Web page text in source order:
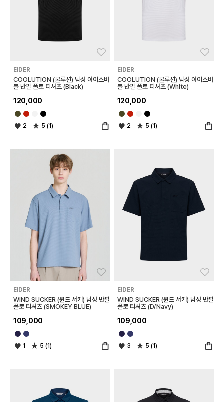
EIDER
COOLUTION (쿨루션) 남성 아이스버
블 반팔 폴로 티셔츠 (Black)
120,000
2 5 (1)
EIDER
COOLUTION (쿨루션) 남성 아이스버
블 반팔 폴로 티셔츠 (White)
120,000
2 5 (1)
EIDER
WIND SUCKER (윈드 서커) 남성 반팔
폴로 티셔츠 (SMOKEY BLUE)
109,000
1 5 (1)
EIDER
WIND SUCKER (윈드 서커) 남성 반팔
폴로 티셔츠 (D/Navy)
109,000
3 5 (1)